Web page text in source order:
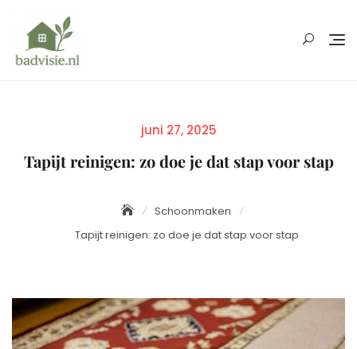
content
Posted
juni 27, 2025
Tapijt reinigen: zo doe je dat stap voor stap
Schoonmaken
Tapijt reinigen: zo doe je dat stap voor stap